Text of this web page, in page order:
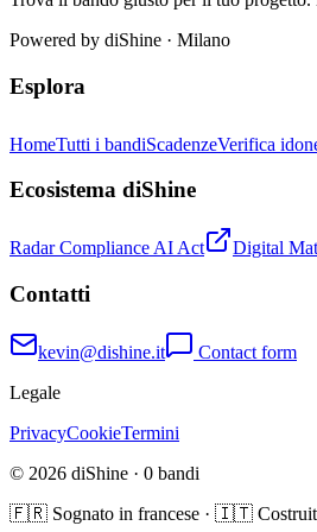
Powered by diShine · Milano
Esplora
HomeTutti i bandiScadenzeVerifica
Ecosistema diShine
Radar Compliance AI Act Digital
Contatti
kevin@dishine.it
Contact form
Legale
PrivacyCookieTermini
© 2026 diShine · 0 bandi
🇫🇷 Sognato in francese · 🇮🇹